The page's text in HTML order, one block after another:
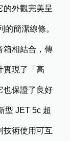
的外觀完美呈
簡潔線條。
箱相結合，傳
實現了「高
也保證了良好
型 JET 5c 超
技術使用可互